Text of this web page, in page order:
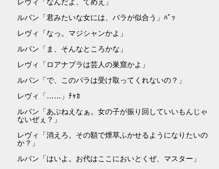
レヴィ「なんだよ、てめえ」
ルパン「君みたいな女には、バラが似合う」ﾊﾟｯ
レヴィ「なっ。マジシャンかよ」
ルパン「ま、そんなところかな」
レヴィ「ロアナプラは芸人の巣窟かよ」
ルパン「で、このバラは受け取ってくれないの？」
レヴィ「……」ﾁｬｶ
ルパン「あぶねえなぁ。女の子が振り回していいもんじゃ
ないぜぇ？」
レヴィ「消えろ。その額で煙草ふかせるようになりたいの
か？」
ルパン「はいよ。お代はここにおいとくぜ、マスター」